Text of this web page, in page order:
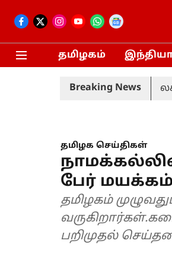
தமிழகம்
Breaking News
முன்னணி வீரர் திடீர் விலகல்
தமிழக செய்திகள்
பேர்
தமிழகம்
பறிமுதல்